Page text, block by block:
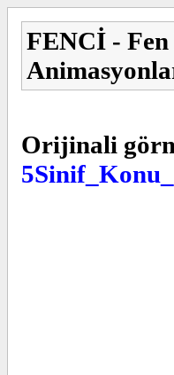
FENCİ -
Orijinali